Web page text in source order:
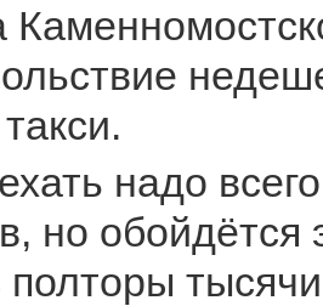
надо
но обойдётся